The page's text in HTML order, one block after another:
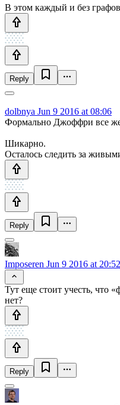
В этом каждый и без
Reply
dolbnya Jun 9 2016 at 08:06
Формально Джоффри все
Шикарно.
Осталось следить за
Reply
Imposeren Jun 9 2016 at 20:52
Тут еще стоит учесть, что
нет?
Reply